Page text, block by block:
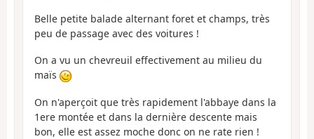
Belle petite balade alternant foret et champs, très
peu de passage avec des voitures !
On a vu un chevreuil effectivement au milieu du
maïs
On n'aperçoit que très rapidement l'abbaye dans la
1ere montée et dans la dernière descente mais
bon, elle est assez moche donc on ne rate rien !